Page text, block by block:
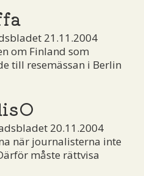
21.11.2004
om Finland som
till resemässan i Berlin
20.11.2004
när journalisterna inte
måste rättvisa